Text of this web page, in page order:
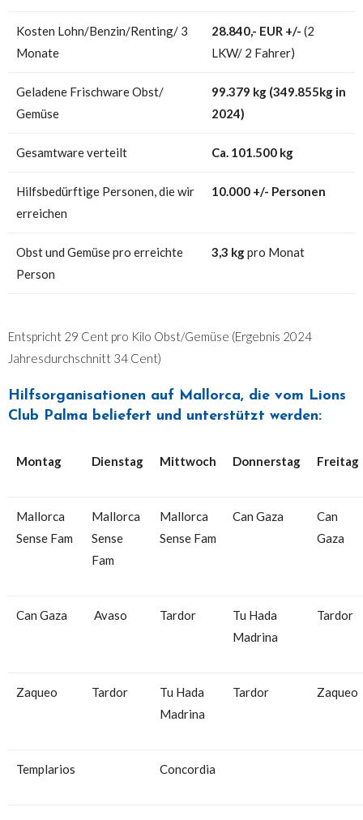
Kosten Lohn/Benzin/Renting/ 3
Monate
28.840,- EUR +/- (2
LKW/ 2 Fahrer)
Geladene Frischware Obst/
Gemüse
99.379 kg (349.855kg in
2024)
Gesamtware verteilt Ca. 101.500 kg
Hilfsbedürftige Personen, die wir
erreichen
10.000 +/- Personen
Obst und Gemüse pro erreichte
Person
3,3 kgpro Monat
Entspricht 29 Cent pro Kilo Obst/Gemüse (Ergebnis 2024
Jahresdurchschnitt 34 Cent)
Hilfsorganisationen auf Mallorca, die vom Lions
Club Palma beliefert und unterstützt werden:
Montag Dienstag Mittwoch Donnerstag Freitag
Mallorca
Sense Fam
Mallorca
Sense
Fam
Mallorca
Sense Fam
Can Gaza
Can
Gaza
Can Gaza Avaso Tardor
Tu Hada
Madrina
Tardor
Zaqueo Tardor
Tu Hada
Madrina
Tardor Zaqueo
Templarios Concordia